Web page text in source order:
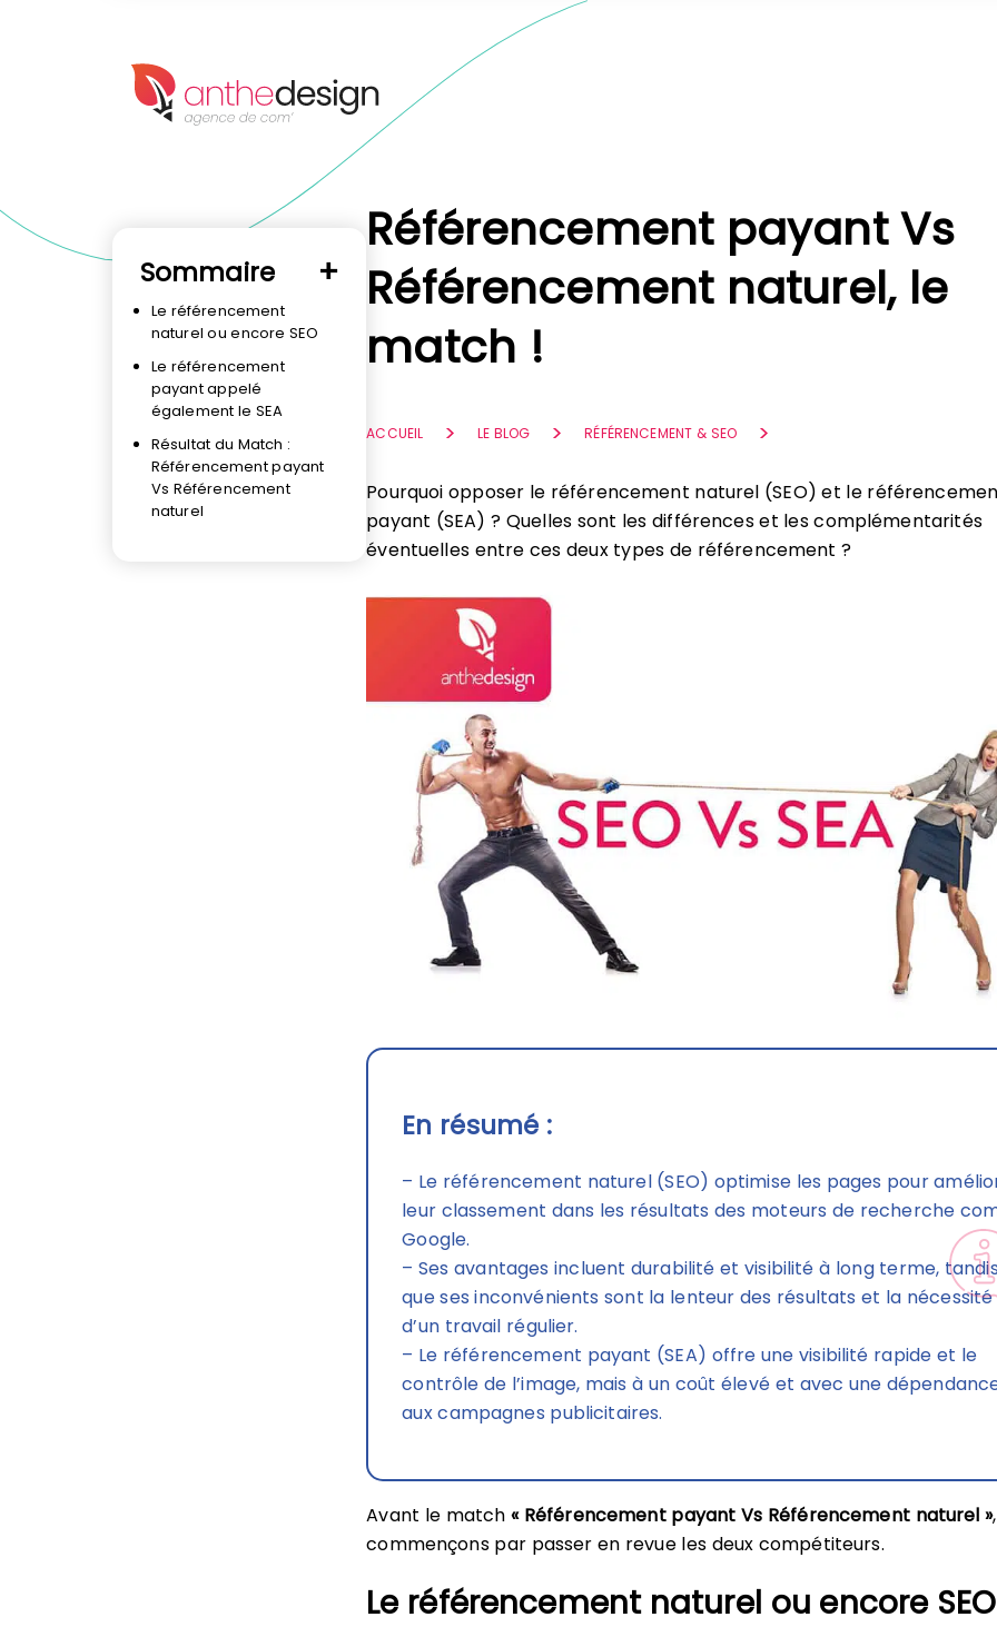
Sommaire
Le référencement
naturel ou encore SEO
Le référencement
payant appelé
également le SEA
Résultat du Match :
Référencement payant
Vs Référencement
naturel
Référencement payant Vs
Référencement naturel, le
match !
ACCUEIL LE BLOG RÉFÉRENCEMENT & SEO
Pourquoi opposer le référencement naturel (SEO) et le
payant (SEA) ? Quelles sont les différences et les complémentarités
éventuelles entre ces deux types de référencement ?
En résumé :
– Le référencement naturel (SEO) optimise les pages pour
leur classement dans les résultats des moteurs de recherche
Google.
– Ses avantages incluent durabilité et visibilité à long terme, tandis
que ses inconvénients sont la lenteur des résultats et la nécessité
d’un travail régulier.
– Le référencement payant (SEA) offre une visibilité rapide et le
contrôle de l’image, mais à un coût élevé et avec une
aux campagnes publicitaires.
Avant le match« Référencement payant Vs Référencement naturel »,
commençons par passer en revue les deux compétiteurs.
Le référencement naturel ou encore SEO